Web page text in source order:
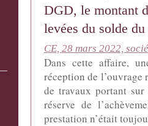
DGD, le montant
levées du solde
CE, 28 mars 2022,
Dans cette affaire,
réception de l’ouvrage
de travaux portant sur
réserve de
prestation n’était